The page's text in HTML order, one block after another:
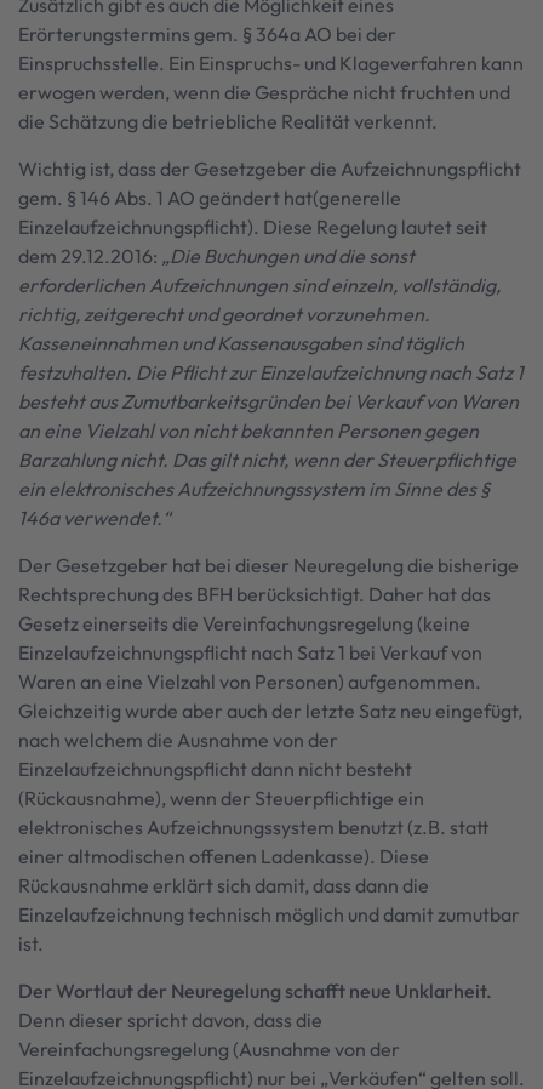
Zusätzlich gibt es auch die Möglichkeit eines
Erörterungstermins gem. § 364a AO bei der
Einspruchsstelle. Ein Einspruchs- und Klageverfahren kann
erwogen werden, wenn die Gespräche nicht fruchten und
die Schätzung die betriebliche Realität verkennt.
Wichtig ist, dass der Gesetzgeber die Aufzeichnungspflicht
gem. § 146 Abs. 1 AO geändert hat(generelle
Einzelaufzeichnungspflicht). Diese Regelung lautet seit
dem 29.12.2016: „Die Buchungen und die sonst
erforderlichen Aufzeichnungen sind einzeln, vollständig,
richtig, zeitgerecht und geordnet vorzunehmen.
Kasseneinnahmen und Kassenausgaben sind täglich
festzuhalten. Die Pflicht zur Einzelaufzeichnung nach Satz 1
besteht aus Zumutbarkeitsgründen bei Verkauf von Waren
an eine Vielzahl von nicht bekannten Personen gegen
Barzahlung nicht. Das gilt nicht, wenn der Steuerpflichtige
ein elektronisches Aufzeichnungssystem im Sinne des §
146a verwendet.“
Der Gesetzgeber hat bei dieser Neuregelung die bisherige
Rechtsprechung des BFH berücksichtigt. Daher hat das
Gesetz einerseits die Vereinfachungsregelung (keine
Einzelaufzeichnungspflicht nach Satz 1 bei Verkauf von
Waren an eine Vielzahl von Personen) aufgenommen.
Gleichzeitig wurde aber auch der letzte Satz neu eingefügt,
nach welchem die Ausnahme von der
Einzelaufzeichnungspflicht dann nicht besteht
(Rückausnahme), wenn der Steuerpflichtige ein
elektronisches Aufzeichnungssystem benutzt (z.B. statt
einer altmodischen offenen Ladenkasse). Diese
Rückausnahme erklärt sich damit, dass dann die
Einzelaufzeichnung technisch möglich und damit zumutbar
ist.
Der Wortlaut der Neuregelung schafft neue Unklarheit.
Denn dieser spricht davon, dass die
Vereinfachungsregelung (Ausnahme von der
Einzelaufzeichnungspflicht) nur bei „Verkäufen“ gelten soll.